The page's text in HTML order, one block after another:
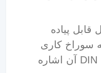
پیاده
سوراخ کاری
طبق استاندارد DIN 1092-2 آن اشاره